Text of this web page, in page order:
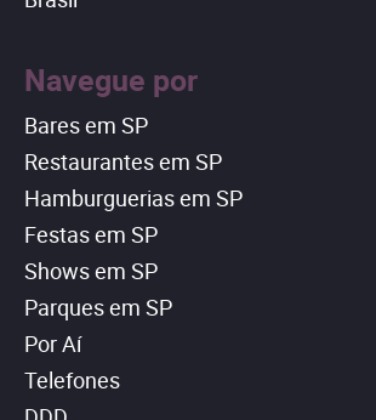
Navegue por
Bares em SP
Restaurantes em SP
Hamburguerias em SP
Festas em SP
Shows em SP
Parques em SP
Por Aí
Telefones